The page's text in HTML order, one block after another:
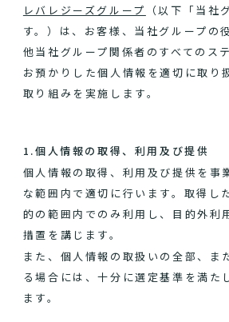
レバレジーズグループ
（以下「当社
す。）は、お客様、当社グループの
他当社グループ関係者のすべてのス
お預かりした個人情報を適切に取り
取り組みを実施します。
1.個人情報の取得、利用及び提供
個人情報の取得、利用及び提供を事
な範囲内で適切に行います。取得し
的の範囲内でのみ利用し、目的外利
措置を講じます。
また、個人情報の取扱いの全部、ま
る場合には、十分に選定基準を満た
ます。